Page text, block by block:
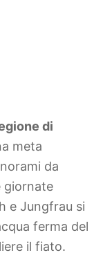
di
meta
da
giornate
e Jungfrau si
ferma del
il fiato.